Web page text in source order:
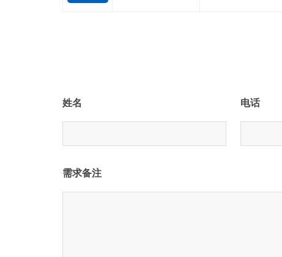
姓名 电话
需求备注